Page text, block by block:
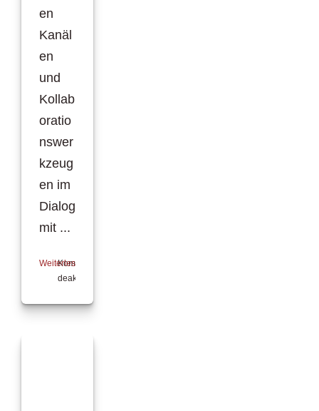
en
Kanäl
en
und
Kollab
oratio
nswer
kzeug
en im
Dialog
mit ...
Weiterlesen
Kommentare
deaktiviert
Online-